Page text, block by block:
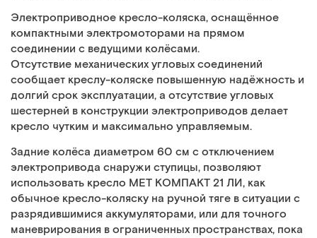
Электроприводное кресло-коляска, оснащённое
компактными электромоторами на прямом
соединении с ведущими колёсами.
Отсутствие механических угловых соединений
сообщает креслу-коляске повышенную надёжность и
долгий срок эксплуатации, а отсутствие угловых
шестерней в конструкции электроприводов делает
кресло чутким и максимально управляемым.
Задние колёса диаметром 60 см с отключением
электропривода снаружи ступицы, позволяют
использовать кресло MET КОМПАКТ 21 ЛИ, как
обычное кресло-коляску на ручной тяге в ситуации с
разрядившимися аккумуляторами, или для точного
маневрирования в ограниченных пространствах, пока